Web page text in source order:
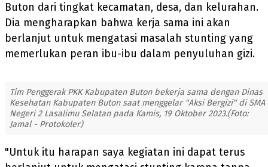
Buton dari tingkat kecamatan, desa, dan kelurahan.
Dia mengharapkan bahwa kerja sama ini akan
berlanjut untuk mengatasi masalah stunting yang
memerlukan peran ibu-ibu dalam penyuluhan gizi.
Tim Penggerak PKK Kabupaten Buton bekerja sama dengan Dinas
Kesehatan Kabupaten Buton saat menggelar "Aksi Bergizi" di SMA
Negeri 2 Lasalimu Selatan pada Kamis, 19 Oktober 2023.(Foto:
Jamal - Protokoler)
"Untuk itu harapan saya kegiatan ini dapat terus